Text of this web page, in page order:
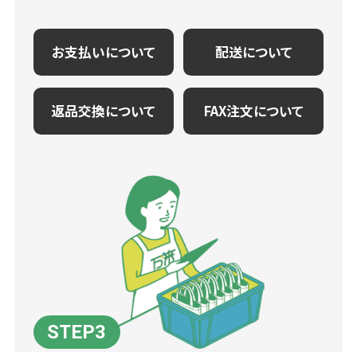
お支払いについて 配送について
返品交換について FAX注文について